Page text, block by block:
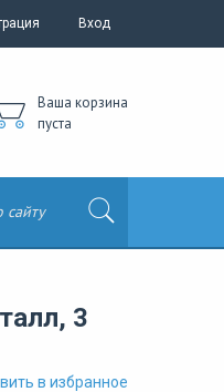
Вход
Ваша корзина
пуста
3
в избранное